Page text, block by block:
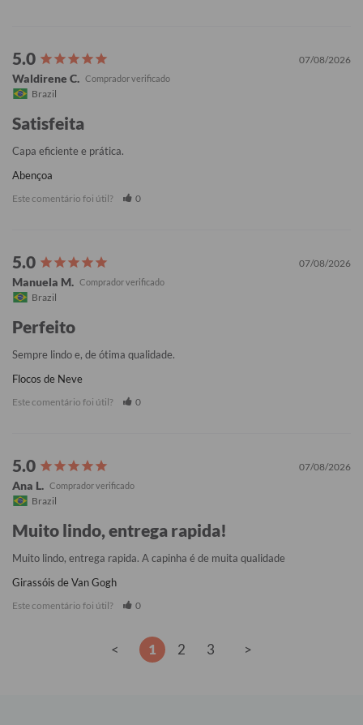
07/08/2026
Waldirene C.
Brazil
Satisfeita
Capa eficiente e prática.
Abençoa
Este comentário foi útil? 0
07/08/2026
Manuela M.
Brazil
Perfeito
Sempre lindo e, de ótima qualidade.
Flocos de Neve
Este comentário foi útil? 0
07/08/2026
Ana L.
Brazil
Muito lindo, entrega rapida!
Muito lindo, entrega rapida. A capinha é de muita qualidade
Girassóis de Van Gogh
Este comentário foi útil? 0
< 1 2 3 >